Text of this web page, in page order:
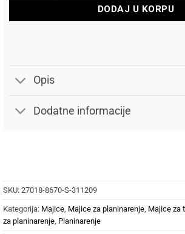
DODAJ U KORPU
Opis
Dodatne informacije
SKU: 27018-8670-S-311209
Kategorija: Majice Majice za planinarenje Majice za
za planinarenje Planinarenje